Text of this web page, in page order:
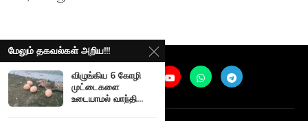
மேலும் தகவல்கள் அறிய!!!
விழுங்கிய 6 கோழி
முட்டைகளை
உடையாமல் வாந்தி...